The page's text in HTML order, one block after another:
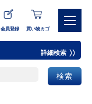
会員登録 買い物カゴ
詳細検索